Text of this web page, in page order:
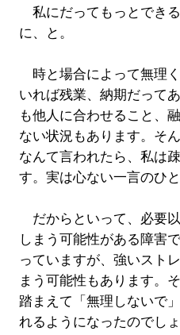
私にだってもっとでき
に、と。
時と場合によって無理
いれば残業、納期だって
も他人に合わせること、
ない状況もあります。そ
なんて言われたら、私は
す。実は心ない一言のひ
だからといって、必要
しまう可能性がある障害
っていますが、強いスト
まう可能性もあります。
踏まえて「無理しないで
れるようになったのでしょ